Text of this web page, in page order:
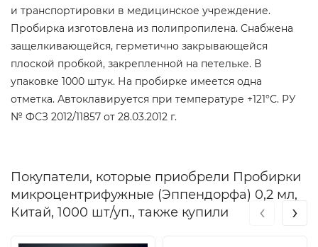
и транспортировки в медицинское учреждение.
Пробирка изготовлена из полипропилена. Снабжена
защелкивающейся, герметично закрывающейся
плоской пробкой, закрепленной на петельке. В
упаковке 1000 штук. На пробирке имеется одна
отметка. Автоклавируется при температуре +121°С. РУ
№ ФСЗ 2012/11857 от 28.03.2012 г.
Покупатели, которые приобрели Пробирки
микроцентрифужные (Эппендорфа) 0,2 мл,
Китай, 1000 шт/уп., также купили
‹ ›